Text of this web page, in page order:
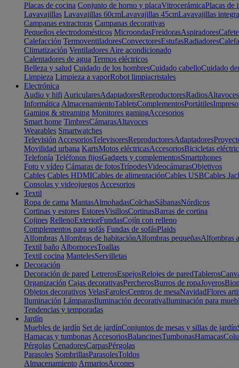
Placas de cocina Conjunto de horno y placaVitrocerámicaPlacas de
Lavavajillas Lavavajillas 60cmLavavajillas 45cmLavavajillas
Campanas extractoras Campanas decorativas
Pequeños electrodomésticos MicroondasFreidorasAspiradores
Calefacción TermoventiladoresConvectoresEstufasRadiadores
Climatización Ventiladores Aire acondicionado
Calentadores de agua Termos eléctricos
Belleza y salud Cuidado de los hombresCuidado cabelloCuidado
Limpieza Limpieza a vaporRobot limpiacristales
Electrónica
Audio y hifi AuricularesAdaptadoresReproductoresRadiosAltavoces
Informática AlmacenamientoTabletsComplementosPortátiles
Gaming & streaming Monitores gamingAccesorios
Smart home TimbresCámarasAltavoces
Wearables Smartwatches
Televisión AccesoriosTelevisoresReproductoresAdaptadores
Movilidad urbana KartsMotos eléctricasAccesoriosBicicletas
Telefonía Teléfonos fijosGadgets y complementosSmartphones
Foto y vídeo Cámaras de fotosTrípodesVideocámarasObjetivos
Cables Cables HDMICables de alimentaciónCables USBCables
Consolas y videojuegos Accesorios
Textil
Ropa de cama MantasAlmohadasColchasSábanasNórdicos
Cortinas y estores EstoresVisillosCortinasBarras de cortina
Cojines RellenoExteriorFundasCojín con relleno
Complementos para sofás Fundas de sofásPlaids
Alfombras Alfombras de habitaciónAlfombras pequeñasAlfombras
Textil baño AlbornocesToallas
Textil cocina MantelesServilletas
Decoración
Decoración de pared LetrerosEspejosRelojes de paredTableros
Organización Cajas decorativasPercherosBurros de ropaJoyeros
Objetos decorativos VelasFarolesCentros de mesaNavidadFlores
Iluminación LámparasIluminación decorativaIluminación para
Tendencias y temporadas
Jardín
Muebles de jardín Set de jardínConjuntos de mesas y sillas de jardín
Hamacas y tumbonas AccesoriosBalancinesTumbonasHamacas
Pérgolas CenadoresCarpasPérgolas
Parasoles SombrillasParasolesToldos
Almacenamiento ArmariosArcones